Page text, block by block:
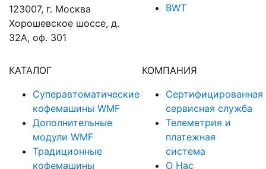
123007, г. Москва
Хорошевское шоссе, д.
32А, оф. 301
BWT
КАТАЛОГ
Суперавтоматические
кофемашины WMF
Дополнительные
модули WMF
Традиционные
кофемашины
КОМПАНИЯ
Сертифицированная
сервисная служба
Телеметрия и
платежная
система
О Нас